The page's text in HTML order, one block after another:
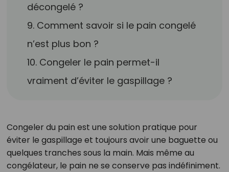
décongelé ?
9. Comment savoir si le pain congelé
n’est plus bon ?
10. Congeler le pain permet-il
vraiment d’éviter le gaspillage ?
Congeler du pain est une solution pratique pour
éviter le gaspillage et toujours avoir une baguette ou
quelques tranches sous la main. Mais même au
congélateur, le pain ne se conserve pas indéfiniment.